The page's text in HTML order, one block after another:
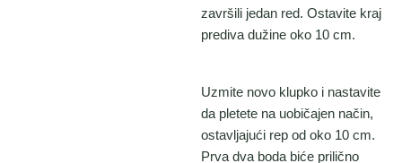
završili jedan red. Ostavite kraj
prediva dužine oko 10 cm.
Uzmite novo klupko i nastavite
da pletete na uobičajen način,
ostavljajući rep od oko 10 cm.
Prva dva boda biće prilično